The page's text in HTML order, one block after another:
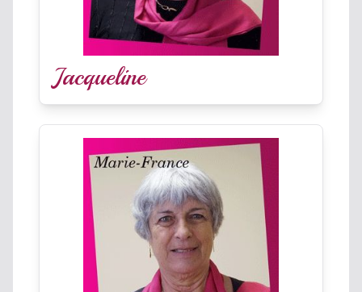
Jacqueline